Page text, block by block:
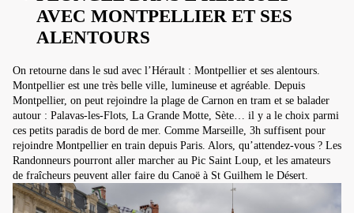
AVEC MONTPELLIER ET SES
ALENTOURS
On retourne dans le sud avec l’Hérault : Montpellier et ses alentours.
Montpellier est une très belle ville, lumineuse et agréable. Depuis
Montpellier, on peut rejoindre la plage de Carnon en tram et se balader
autour : Palavas-les-Flots, La Grande Motte, Sète… il y a le choix parmi
ces petits paradis de bord de mer. Comme Marseille, 3h suffisent pour
rejoindre Montpellier en train depuis Paris. Alors, qu’attendez-vous ? Les
Randonneurs pourront aller marcher au Pic Saint Loup, et les amateurs
de fraîcheurs peuvent aller faire du Canoë à St Guilhem le Désert.